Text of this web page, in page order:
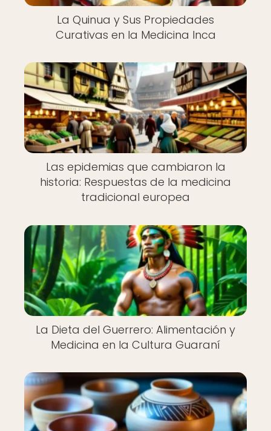
La Quinua y Sus Propiedades
Curativas en la Medicina Inca
Las epidemias que cambiaron la
historia: Respuestas de la medicina
tradicional europea
La Dieta del Guerrero: Alimentación y
Medicina en la Cultura Guaraní